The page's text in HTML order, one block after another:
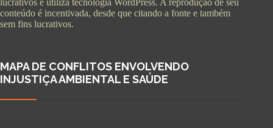
lucrativos e utiliza tecnologia WordPress. A reprodução de seu
conteúdo é incentivada, desde que citando a fonte e também
sem fins lucrativos.
MAPA DE CONFLITOS ENVOLVENDO
INJUSTIÇA AMBIENTAL E SAÚDE